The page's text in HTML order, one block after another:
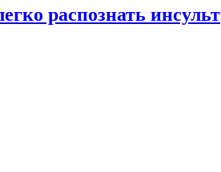
распознать инсульт